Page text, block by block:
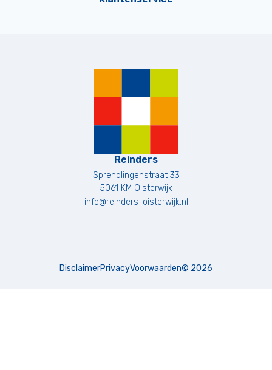
Reinders
Sprendlingenstraat 33
5061 KM Oisterwijk
info@reinders-oisterwijk.nl
DisclaimerPrivacyVoorwaarden© 2026